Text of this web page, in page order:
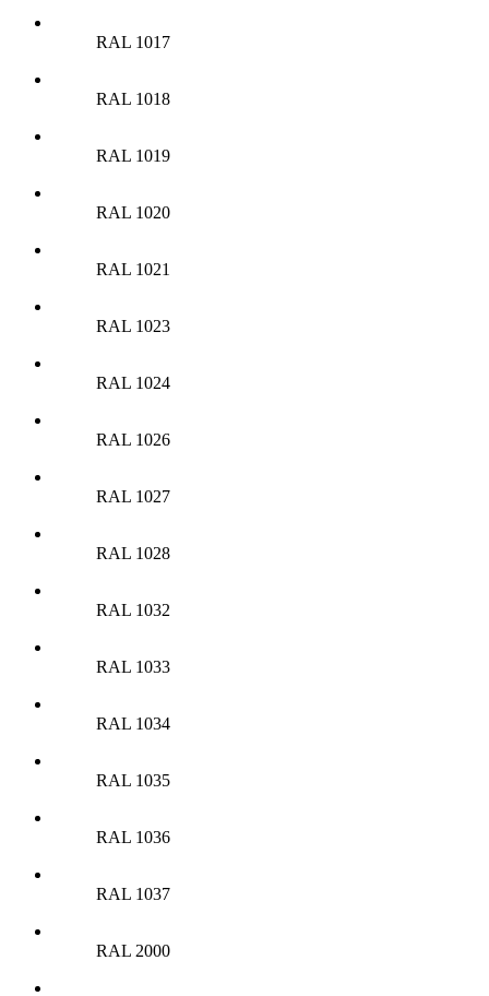
RAL 1017
RAL 1018
RAL 1019
RAL 1020
RAL 1021
RAL 1023
RAL 1024
RAL 1026
RAL 1027
RAL 1028
RAL 1032
RAL 1033
RAL 1034
RAL 1035
RAL 1036
RAL 1037
RAL 2000